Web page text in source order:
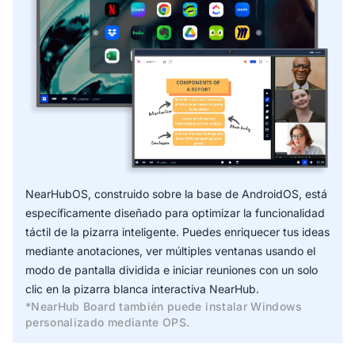
* Se espera que la función OCR se lance en el T3 de
2024.
NearHubOS, construido sobre la base de AndroidOS, está
específicamente diseñado para optimizar la funcionalidad
táctil de la pizarra inteligente. Puedes enriquecer tus ideas
mediante anotaciones, ver múltiples ventanas usando el
modo de pantalla dividida e iniciar reuniones con un solo
clic en la pizarra blanca interactiva NearHub.
*NearHub Board también puede instalar Windows
personalizado mediante OPS.